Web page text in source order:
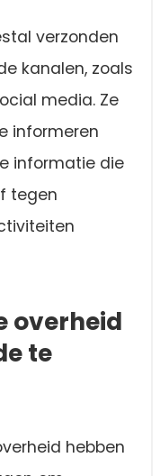
verzonden
kanalen, zoals
media. Ze
informeren
informatie die
tegen
overheid
te
hebben